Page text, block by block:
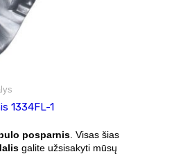
1334FL-1
posparnis. Visas šias
galite užsisakyti mūsų